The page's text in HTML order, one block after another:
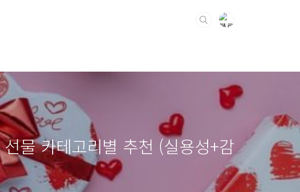
물 카테고리별 추천 (실용성+감